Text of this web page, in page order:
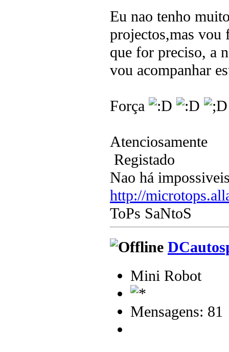
Eu nao tenho
projectos,mas vou
que for preciso, a
vou acompanhar
Força
Atenciosamente
Registado
Nao há
http://
ToPs SaNtoS
Mini Robot
Mensagens: 81